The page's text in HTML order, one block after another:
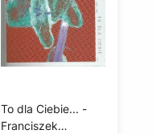
To dla Ciebie... -
Franciszek